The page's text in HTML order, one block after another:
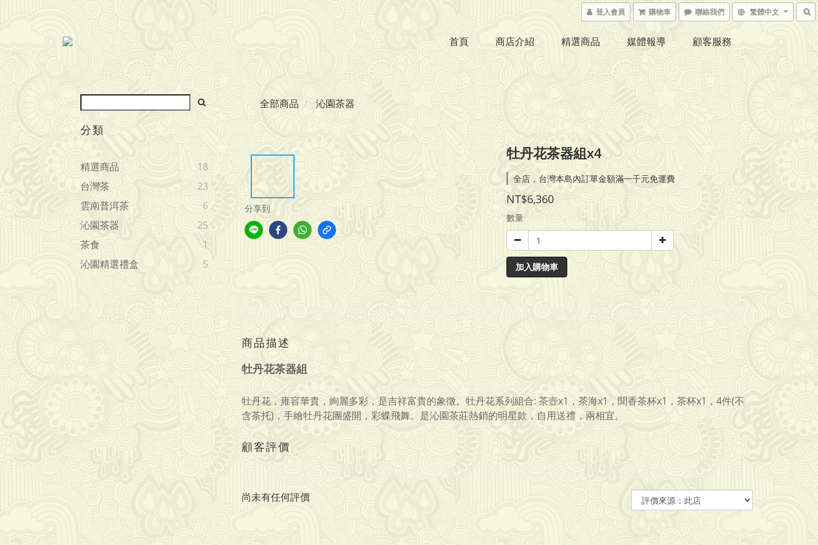
登入會員 購物車 聯絡我們 繁體中文
首頁 商店介紹 精選商品 媒體報導 顧客服務
分類
精選商品
18
台灣茶
23
雲南普洱茶
6
沁園茶器
25
茶食
1
沁園精選禮盒
5
全部商品 沁園茶器
分享到
牡丹花茶器組x4
全店，台灣本島內訂單金額滿一千元免運費
NT$6,360
數量
加入購物車
商品描述
牡丹花茶器組
牡丹花，雍容華貴，絢麗多彩，是吉祥富貴的象徵。 牡丹花系列組合: 茶壺x1，茶海x1，聞香茶杯x1，茶杯x1，4件(不
含茶托) ， 手繪牡丹花團盛開 ，彩蝶飛舞。 是沁園茶莊熱銷的明星款，自用送禮，兩相宜。
顧客評價
尚未有任何評價